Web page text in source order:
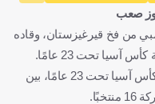
كرة قدم
صعب
من فخ قيرغيزستان، وقاده
تحت 23 عامًا.
وتستضيف المملكة العربية السعودية بطولة كأس آسيا تحت 23 عامًا، بين